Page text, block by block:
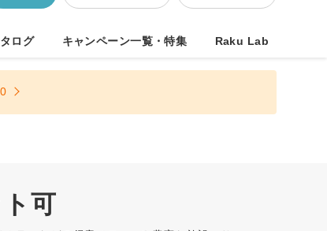
ログ キャンペーン一覧・特集 Raku Lab
可